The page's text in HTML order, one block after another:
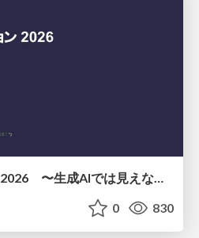
PHP初心者セッション2026 〜生成AIでは見えない裏側を知る：今だからLAMPを通して仕組みを学ぶ〜
0 830